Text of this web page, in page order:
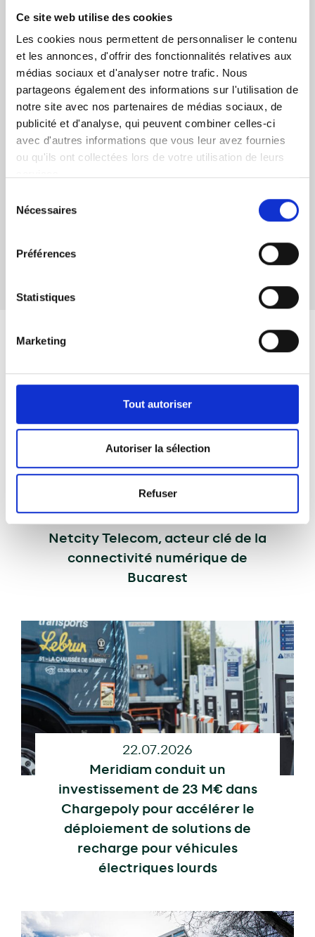
Ce site web utilise des cookies
Les cookies nous permettent de personnaliser le contenu
et les annonces, d'offrir des fonctionnalités relatives aux
médias sociaux et d'analyser notre trafic. Nous
partageons également des informations sur l'utilisation de
notre site avec nos partenaires de médias sociaux, de
publicité et d'analyse, qui peuvent combiner celles-ci
avec d'autres informations que vous leur avez fournies
ou qu'ils ont collectées lors de votre utilisation de leurs
Nécessaires
Préférences
Statistiques
Marketing
Tout autoriser
Autoriser la sélection
Refuser
🎧SPOTIFY
APPLE PODCAST
🎧DEEZER
🎧AMAZON
Discover the full playlist of Meridiam’s ‘Beyond’
podcast series:
Share
Actualités associées
23.07.2026
Netcity Telecom, acteur clé de la
connectivité numérique de
Bucarest
22.07.2026
Meridiam conduit un
investissement de 23 M€ dans
Chargepoly pour accélérer le
déploiement de solutions de
recharge pour véhicules
électriques lourds